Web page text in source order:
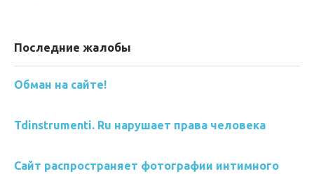
Последние жалобы
Обман на сайте!
Tdinstrumenti. Ru нарушает права человека
Сайт распространяет фотографии интимного